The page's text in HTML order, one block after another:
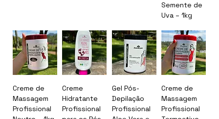
Semente de
Uva – 1kg
Creme de
Massagem
Profissional
Creme
Hidratante
Profissional
Gel Pós-
Depilação
Profissional
Creme de
Massagem
Profissional